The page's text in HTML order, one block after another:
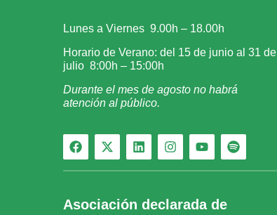
Lunes a Viernes 9.00h – 18.00h
Horario de Verano: del 15 de junio al 31 de
julio 8:00h – 15:00h
Durante el mes de agosto no habrá
atención al público.
Asociación declarada de